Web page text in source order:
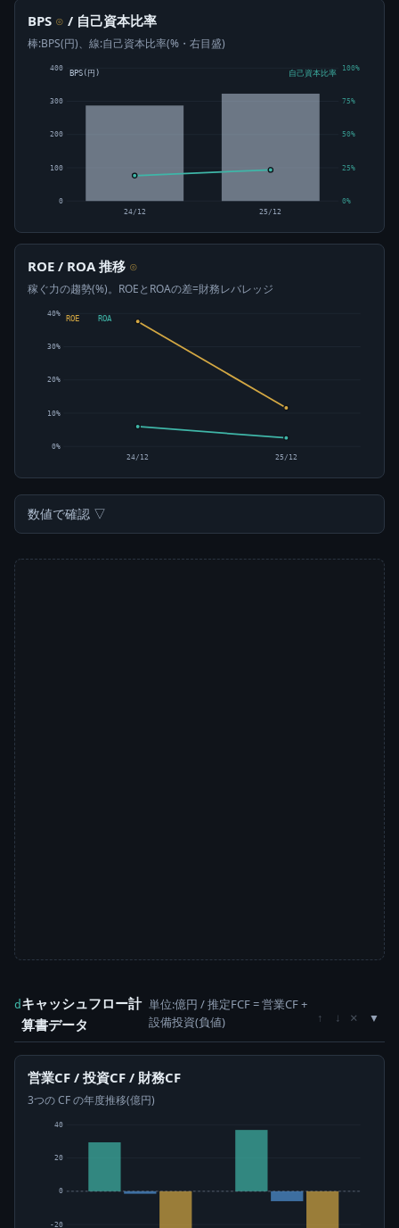
BPS ⊙ / 自己資本比率
棒:BPS(円)、線:自己資本比率(%・右目盛)
0
100
200
300
400
0%
25%
50%
75%
100%
24/12 25/12
BPS(円) 自己資本比率
ROE / ROA 推移 ⊙
稼ぐ力の趨勢(%)。ROEとROAの差=財務レバレッジ
0%
10%
20%
30%
40%
ROE ROA
24/12 25/12
数値で確認 ▽
d キャッシュフロー計
算書データ
単位:億円 / 推定FCF = 営業CF +
設備投資(負値)
↑ ↓ ×
営業CF / 投資CF / 財務CF
3つの CF の年度推移(億円)
-20
0
20
40